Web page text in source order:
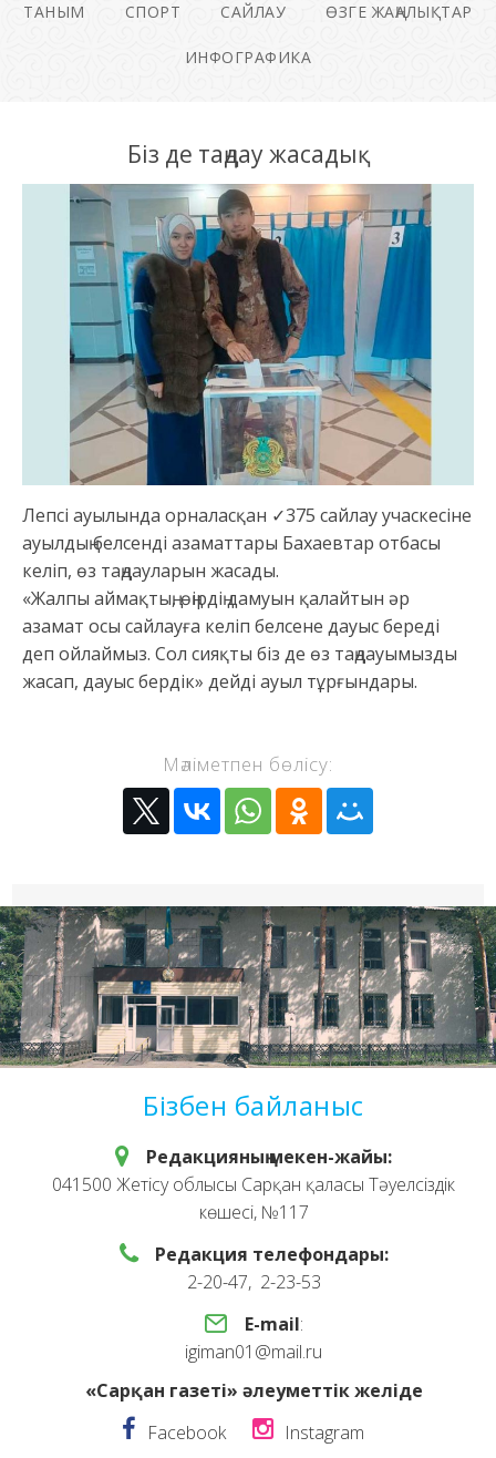
ТАНЫМ СПОРТ САЙЛАУ ӨЗГЕ ЖАҢАЛЫҚТАР
ИНФОГРАФИКА
Біз де таңдау жасадық
Лепсі ауылында орналасқан ✓375 сайлау учаскесіне
ауылдың белсенді азаматтары Бахаевтар отбасы
келіп, өз таңдауларын жасады.
«Жалпы аймақтың, өңірдің дамуын қалайтын әр
азамат осы сайлауға келіп белсене дауыс береді
деп ойлаймыз. Сол сияқты біз де өз таңдауымызды
жасап, дауыс бердік» дейді ауыл тұрғындары.
Мәліметпен бөлісу:
Бізбен байланыс
Редакцияның мекен-жайы:
041500 Жетісу облысы Сарқан қаласы Тәуелсіздік
көшесі, №117
Редакция телефондары:
2-20-47, 2-23-53
E-mail:
igiman01@mail.ru
«Сарқан газеті» әлеуметтік желіде
Facebook
Instagram